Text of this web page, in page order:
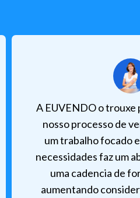
A EUVENDO o trouxe
nosso processo de
um trabalho focado
necessidades faz um
uma cadencia de
aumentando